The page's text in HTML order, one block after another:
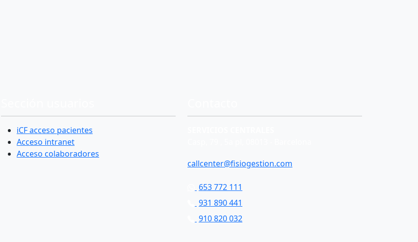
iCF acceso pacientes
Acceso intranet
Acceso colaboradores
callcenter@fisiogestion.com
653 772 111
931 890 441
910 820 032